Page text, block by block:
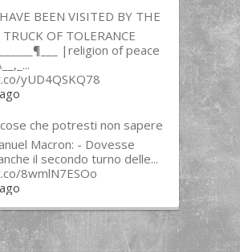
BEEN VISITED BY THE
TRUCK OF TOLERANCE
|religion of peace
yUD4QSKQ78
che potresti non sapere
Macron: - Dovesse
il secondo turno delle...
8wmlN7ESOo